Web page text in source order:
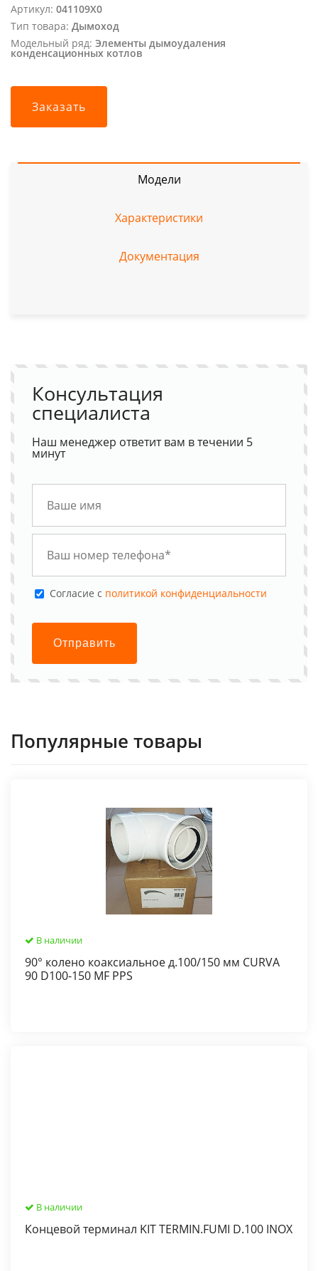
Артикул: 041109X0
Тип товара: Дымоход
Модельный ряд: Элементы дымоудаления
конденсационных котлов
Заказать
Модели
Характеристики
Документация
Консультация
специалиста
Наш менеджер ответит вам в течении 5
минут
Cогласие с политикой конфиденциальности
Отправить
Популярные товары
В наличии
90° колено коаксиальное д.100/150 мм CURVA
90 D100-150 MF PPS
В наличии
Концевой терминал KIT TERMIN.FUMI D.100 INOX